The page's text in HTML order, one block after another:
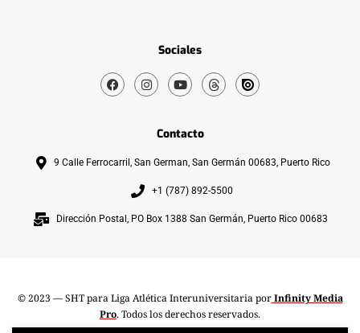
Sociales
Contacto
9 Calle Ferrocarril, San German, San Germán 00683, Puerto Rico
+1 (787) 892-5500
Dirección Postal, PO Box 1388 San Germán, Puerto Rico 00683
© 2023 — SHT para Liga Atlética Interuniversitaria porInfinity Media
Pro. Todos los derechos reservados.